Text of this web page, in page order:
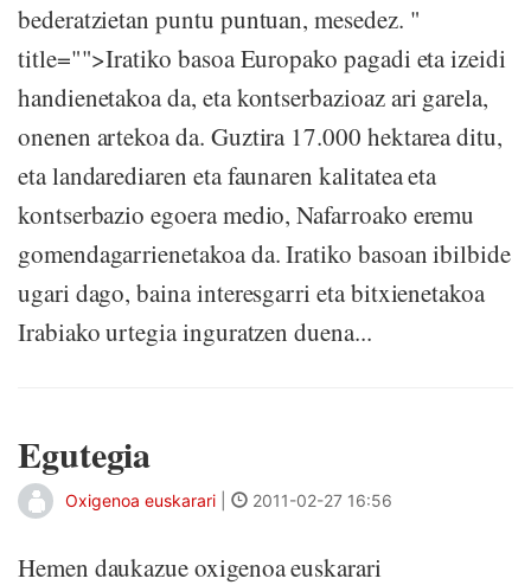
bederatzietan puntu puntuan, mesedez. "
title="">Iratiko basoa Europako pagadi eta izeidi
handienetakoa da, eta kontserbazioaz ari garela,
onenen artekoa da. Guztira 17.000 hektarea ditu,
eta landarediaren eta faunaren kalitatea eta
kontserbazio egoera medio, Nafarroako eremu
gomendagarrienetakoa da. Iratiko basoan ibilbide
ugari dago, baina interesgarri eta bitxienetakoa
Irabiako urtegia inguratzen duena...
Egutegia
Oxigenoa euskarari 2011-02-27 16:56
Hemen daukazue oxigenoa euskarari